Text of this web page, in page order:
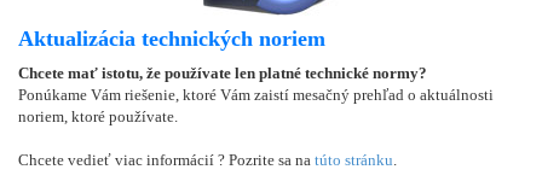
Aktualizácia technických noriem
Chcete mať istotu, že používate len platné technické normy?
Ponúkame Vám riešenie, ktoré Vám zaistí mesačný prehľad o aktuálnosti
noriem, ktoré používate.
Chcete vedieť viac informácií ? Pozrite sa na túto stránku